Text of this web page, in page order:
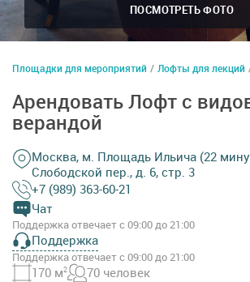
ПОСМОТРЕТЬ ФОТО
Площадки для мероприятий / Лофты для лекций
Арендовать Лофт с
верандой
Москва, м. Площадь Ильича (22
Cлободской пер., д. 6, стр. 3
+7 (989) 363-60-21
Чат
Поддержка отвечает с 09:00 до 21:00
Поддержка
Поддержка отвечает с 09:00 до 21:00
170 м2 70 человек